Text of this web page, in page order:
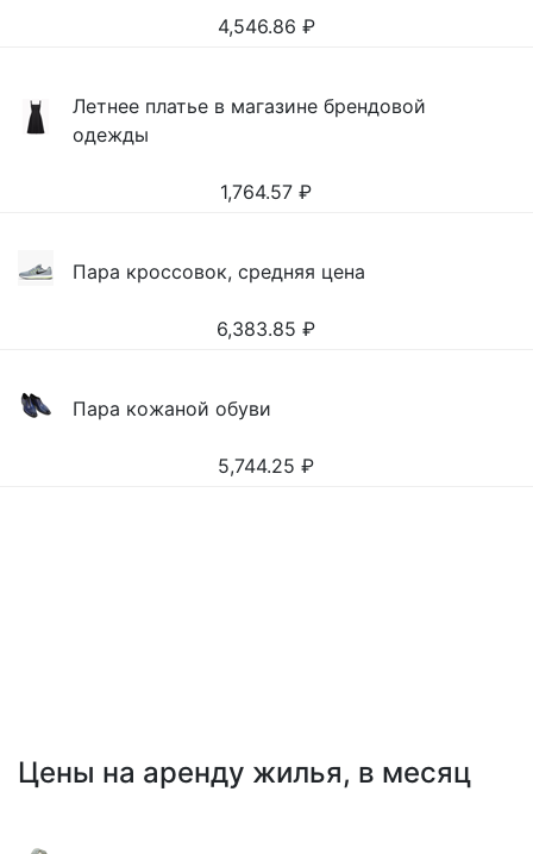
4,546.86 ₽
Летнее платье в магазине брендовой
одежды
1,764.57 ₽
Пара кроссовок, средняя цена
6,383.85 ₽
Пара кожаной обуви
5,744.25 ₽
Цены на аренду жилья, в месяц